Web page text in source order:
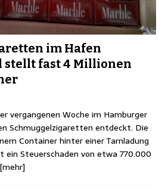
im Hafen
stellt fast 4 Millionen
vergangenen Woche im Hamburger
Schmuggelzigaretten entdeckt. Die
Container hinter einer Tarnladung
ein Steuerschaden von etwa 770.000
[mehr]